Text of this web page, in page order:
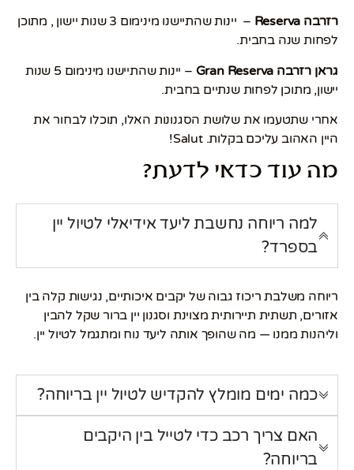
רזרבה Reserva
– יינות שהתיישנו מינימום 3 שנות יישון , מתוכן
לפחות שנה בחבית.
גראן רזרבה Gran Reserva
– יינות שהתיישנו מינימום 5 שנות
יישון, מתוכן לפחות שנתיים בחבית.
אחרי שתטעמו את שלושת הסגנונות האלו, תוכלו לבחור את
היין האהוב עליכם בקלות. Salut!
מה עוד כדאי לדעת?
למה ריוחה נחשבת ליעד אידיאלי לטיול יין
בספרד?
ריוחה משלבת ריכוז גבוה של יקבים איכותיים, נגישות קלה בין
אזורים, תשתית תיירותית מצוינת וסגנון יין ברור שקל להבין
וליהנות ממנו — מה שהופך אותה ליעד נוח ומתגמל לטיול יין.
כמה ימים מומלץ להקדיש לטיול יין בריוחה?
האם צריך רכב כדי לטייל בין היקבים
בריוחה?